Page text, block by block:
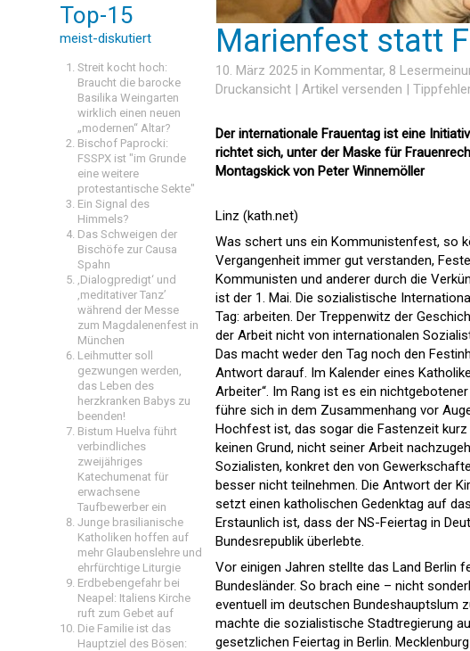
Top-15
meist-diskutiert
Streit kocht hoch:
Braucht die barocke
Basilika Weingarten
wirklich einen neuen
„modernen“ Altar?
Bischof Paprocki:
FSSPX ist "im Grunde
eine weitere
protestantische Sekte"
Ein Signal des
Himmels?
Das Schweigen der
Bischöfe zur Causa
Spahn
‚Dialogpredigt‘ und
‚meditativer Tanz’
während der Messe
zum Magdalenenfest in
München
Leihmutter soll
gezwungen werden,
das Leben des
herzkranken Babys zu
beenden!
Bistum Huelva führt
verbindliches
zweijähriges
Katechumenat für
erwachsene
Taufbewerber ein
Junge brasilianische
Katholiken hoffen auf
mehr Glaubenslehre und
ehrfürchtige Liturgie
Erdbebengefahr bei
Neapel: Italiens Kirche
ruft zum Gebet auf
Die Familie ist das
Hauptziel des Bösen:
Marienfest statt
10. März 2025 in Kommentar, 8
Druckansicht | Artikel versenden |
Der internationale Frauentag ist eine
richtet sich, unter der Maske für
Montagskick von Peter Winnemöller
Linz (kath.net)
Was schert uns ein Kommunistenfest, so
Vergangenheit immer gut verstanden,
Kommunisten und anderer durch die
ist der 1. Mai. Die sozialistische
Tag: arbeiten. Der Treppenwitz der
der Arbeit nicht von internationalen
Das macht weder den Tag noch den
Antwort darauf. Im Kalender eines
Arbeiter“. Im Rang ist es ein
führe sich in dem Zusammenhang vor
Hochfest ist, das sogar die Fastenzeit
keinen Grund, nicht seiner Arbeit
Sozialisten, konkret den von
besser nicht teilnehmen. Die Antwort der
setzt einen katholischen Gedenktag auf
Erstaunlich ist, dass der NS-Feiertag in
Bundesrepublik überlebte.
Vor einigen Jahren stellte das Land Berlin
Bundesländer. So brach eine – nicht
eventuell im deutschen Bundeshauptslum
machte die sozialistische Stadtregierung
gesetzlichen Feiertag in Berlin.